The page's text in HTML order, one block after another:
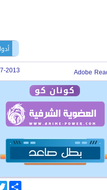
23-07-2013
كونان كو
T